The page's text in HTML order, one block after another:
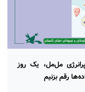
مل‌مل، یک روز
رقم بزنیم